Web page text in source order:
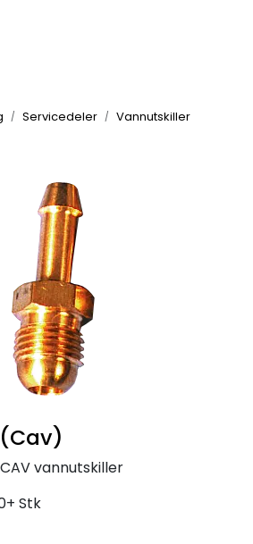
Servicedeler
Vannutskiller
vannutskiller
Stk